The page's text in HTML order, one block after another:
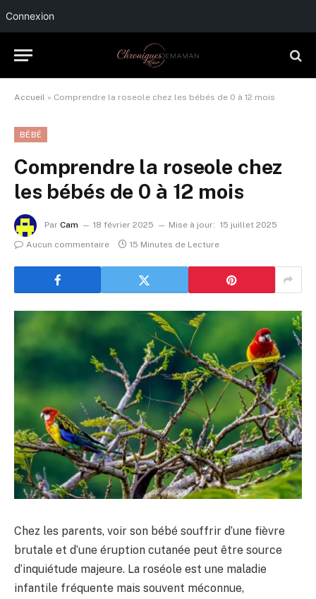
Connexion
Accueil » Comprendre la roseole chez les bébés de 0 à 12 mois
BÉBÉ
Comprendre la roseole chez
les bébés de 0 à 12 mois
Par Cam 18 février 2025 Mise à jour: 15 juillet 2025
Aucun commentaire
15 Minutes de Lecture
Chez les parents, voir son bébé souffrir d’une fièvre
brutale et d’une éruption cutanée peut être source
d’inquiétude majeure. La roséole est une maladie
infantile fréquente mais souvent méconnue,